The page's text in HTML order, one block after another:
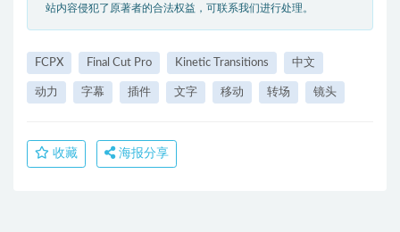
站内容侵犯了原著者的合法权益，可联系我们进行处理。
FCPX Final Cut Pro Kinetic Transitions 中文
动力 字幕 插件 文字 移动 转场 镜头
收藏 海报分享